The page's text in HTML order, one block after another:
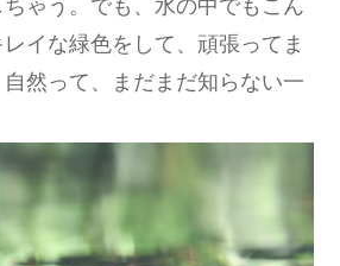
イな緑色をして、頑張ってま
然って、まだまだ知らない一